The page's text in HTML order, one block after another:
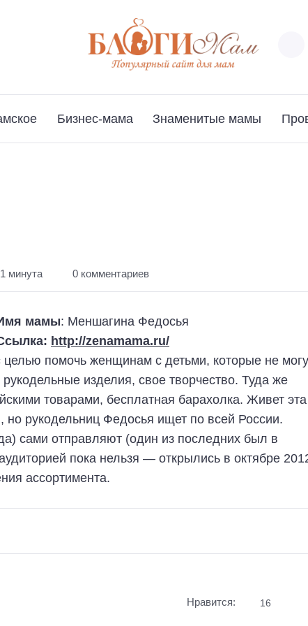
Бизнес-мама Знаменитые мамы
минута 0 комментариев
мамы: Меншагина Федосья
http://zenamama.ru/
целью помочь женщинам с детьми, которые не
изделия, свое творчество. Туда же
товарами, бесплатная барахолка. Живет эта
но рукодельниц Федосья ищет по всей России.
сами отправляют (один из последних был в
пока нельзя — открылись в октябре
ассортимента.
Нравится: 16